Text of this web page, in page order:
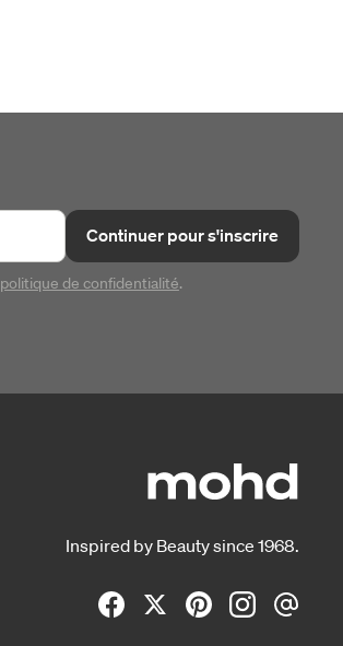
Continuer pour s'inscrire
politique de confidentialité.
Inspired by Beauty since 1968.